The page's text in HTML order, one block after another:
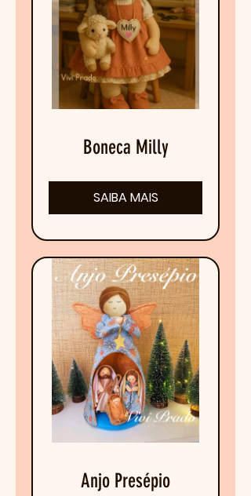
Boneca Milly
SAIBA MAIS
Anjo Presépio